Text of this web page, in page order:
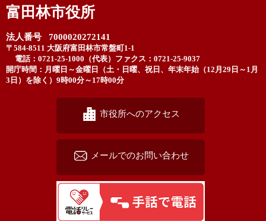
富田林市役所
法人番号 7000020272141
〒584-8511 大阪府富田林市常盤町1-1
電話：0721-25-1000（代表） ファクス：0721-25-9037
開庁時間：月曜日～金曜日（土・日曜、祝日、年末年始（12月29日～1月
3日）を除く）9時00分～17時00分
市役所へのアクセス
メールでのお問い合わせ